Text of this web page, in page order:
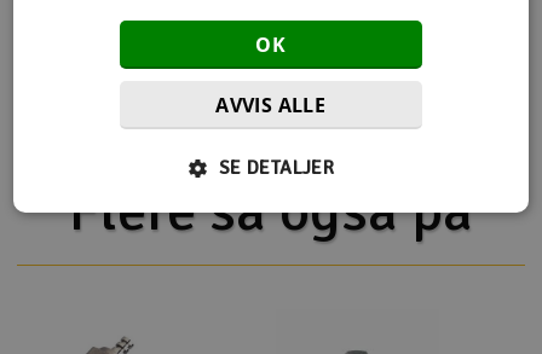
Verktøy, utstyr & tilbehør
Gavekort
HPI Vorza Truggy Nitro RTR
HPI WR8 3.0 1996 Ford Escort RS
Impreza 4WD
Flere så også på
OK
AVVIS ALLE
SE DETALJER